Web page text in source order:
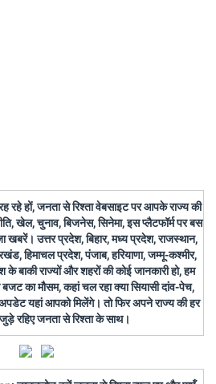
रहे हों, जनता से रिश्ता वेबसाइट पर आपके राज्य की
खेल, चुनाव, बिजनेस, सिनेमा, इस प्लैटफॉर्म पर बस
खबरें। उत्तर प्रदेश, बिहार, मध्य प्रदेश, राजस्थान,
हिमाचल प्रदेश, पंजाब, हरियाणा, जम्मू-कश्मीर,
बाकी राज्यों और शहरों की कोई जानकारी हो, हम
का मौसम, कहां चल रहा क्या सियासी दांव-पेच,
यहां आपको मिलेंगे। तो फिर अपने राज्य की हर
रहिए जनता से रिश्ता के साथ।